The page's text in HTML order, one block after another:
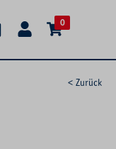
0
< Zurück